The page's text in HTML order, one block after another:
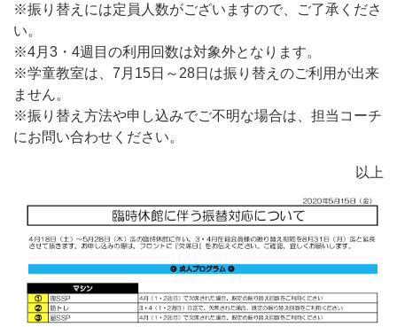
※振り替えには定員人数がございますので、ご了承くださ
い。
※4月3・4週目の利用回数は対象外となります。
※学童教室は、7月15日～28日は振り替えのご利用が出来
ません。
※振り替え方法や申し込みでご不明な場合は、担当コーチ
にお問い合わせください。
以上